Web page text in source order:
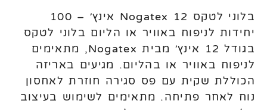
בלוני לטקס Nogatex 12 אינץ׳ – 100
יחידות לניפוח באוויר או הליום בלוני לטקס
בגודל 12 אינץ׳ מבית Nogatex, מתאימים
לניפוח באוויר או בהליום. מגיעים באריזה
הכוללת שקית עם פס סגירה חוזרת לאחסון
נוח לאחר פתיחה. מתאימים לשימוש בעיצוב